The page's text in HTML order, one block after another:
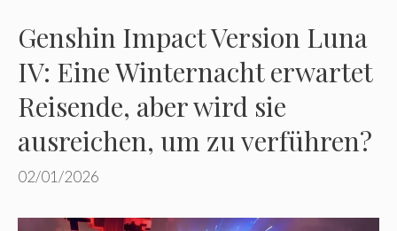
Genshin Impact Version Luna
IV: Eine Winternacht erwartet
Reisende, aber wird sie
ausreichen, um zu verführen?
02/01/2026